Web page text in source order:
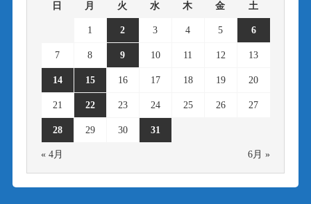
日 月 火 水 木 金 土
1 2 3 4 5 6
7 8 9 10 11 12 13
14 15 16 17 18 19 20
21 22 23 24 25 26 27
28 29 30 31
« 4月 6月 »